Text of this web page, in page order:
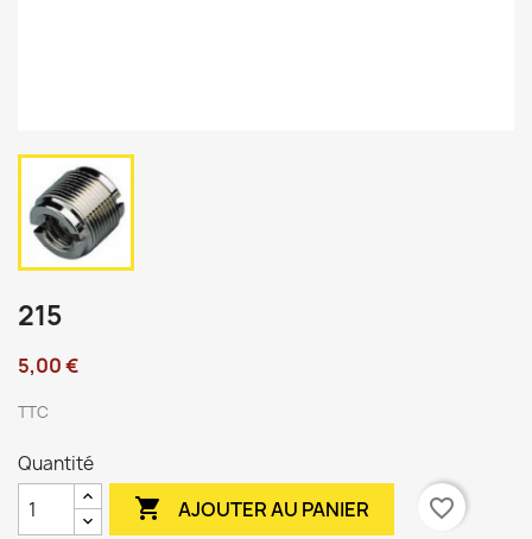
215
5,00 €
TTC
Quantité
 AJOUTER AU PANIER favorite_border